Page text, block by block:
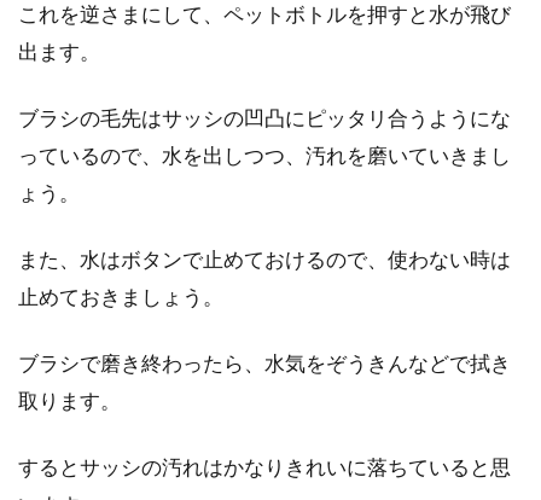
これを逆さまにして、ペットボトルを押すと水が飛び
出ます。
ブラシの毛先はサッシの凹凸にピッタリ合うようにな
っているので、水を出しつつ、汚れを磨いていきまし
ょう。
また、水はボタンで止めておけるので、使わない時は
止めておきましょう。
ブラシで磨き終わったら、水気をぞうきんなどで拭き
取ります。
するとサッシの汚れはかなりきれいに落ちていると思